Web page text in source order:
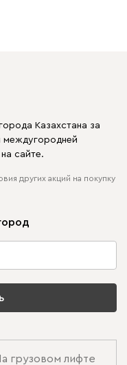
Казахстана за
междугородней
сайте.
других акций на покупку
грузовом лифте